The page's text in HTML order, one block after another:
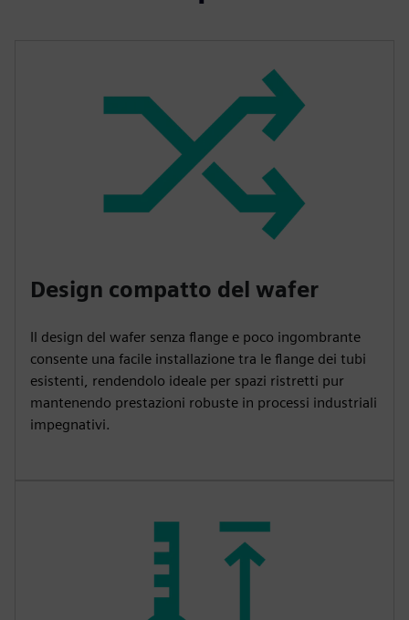
Design compatto del wafer
Il design del wafer senza flange e poco ingombrante
consente una facile installazione tra le flange dei tubi
esistenti, rendendolo ideale per spazi ristretti pur
mantenendo prestazioni robuste in processi industriali
impegnativi.